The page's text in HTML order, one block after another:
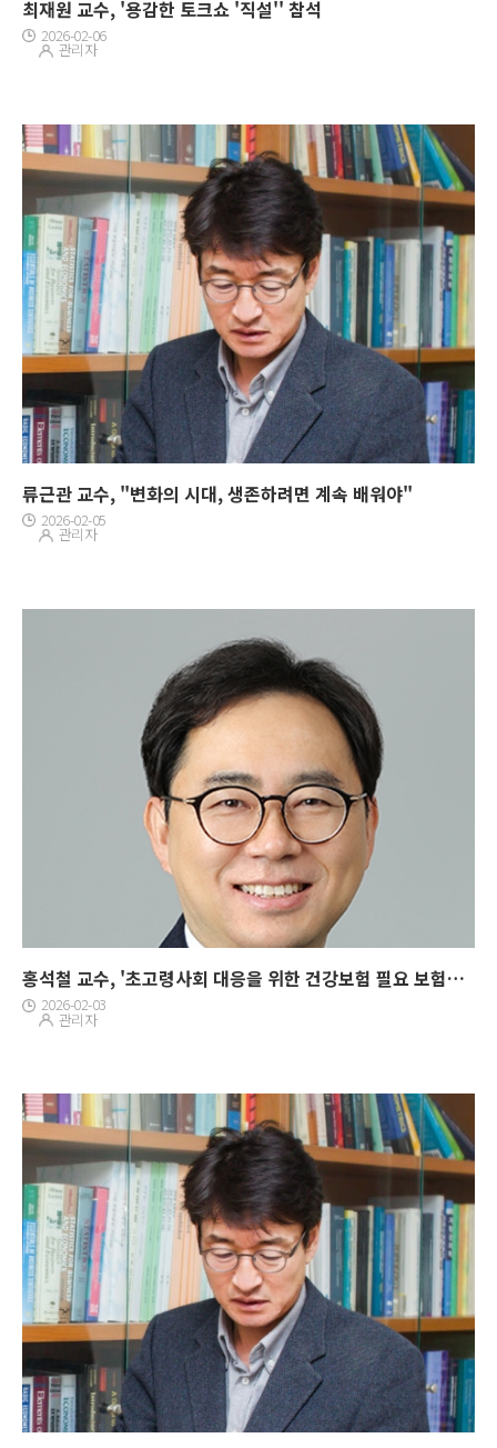
최재원 교수, '용감한 토크쇼 '직설'' 참석
2026-02-06
관리자
류근관 교수, "변화의 시대, 생존하려면 계속 배워야"
2026-02-05
관리자
홍석철 교수, '초고령사회 대응을 위한 건강보험 필요 보험료율 추정과 지출효율화 방안' 발표
2026-02-03
관리자